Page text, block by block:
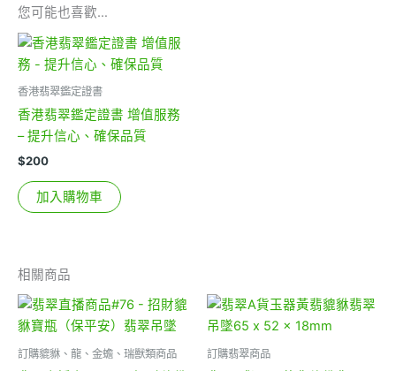
您可能也喜歡…
香港翡翠鑑定證書
香港翡翠鑑定證書 增值服務
– 提升信心、確保品質
$200
加入購物車
相關商品
訂購貔貅、龍、金蟾、瑞獸類商品 訂購翡翠商品